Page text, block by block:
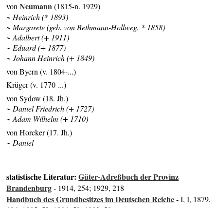
vonNeumann(1815-n. 1929)
~ Heinrich (* 1893)
~ Margarete (geb. von Bethmann-Hollweg, * 1858)
~ Adalbert (+ 1911)
~ Eduard (+ 1877)
~ Johann Heinrich (+ 1849)
von Byern (v. 1804-...)
Krüger (v. 1770-...)
von Sydow (18. Jh.)
~ Daniel Friedrich (+ 1727)
~ Adam Wilhelm (+ 1710)
von Horcker (17. Jh.)
~ Daniel
statistische Literatur:Güter-Adreßbuch der Provinz
Brandenburg- 1914, 254; 1929, 218
Handbuch des Grundbesitzes im Deutschen Reiche- I, I, 1879,